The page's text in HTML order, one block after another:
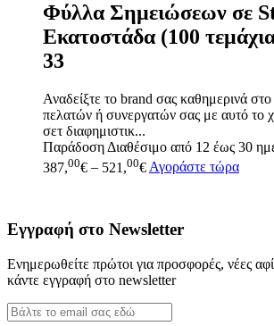
Φύλλα Σημειώσεων σε
Εκατοστάδα (100
33
Αναδείξτε το brand σας καθημερινά
πελατών ή συνεργατών σας με αυτό το
σετ διαφημιστικ...
Παράδοση Διαθέσιμο από 12 έως 30
387,00€ – 521,00€Αγοράστε τώρα
Εγγραφή στο Newsletter
Ενημερωθείτε πρώτοι για προσφορές, νέες
κάντε εγγραφή στο newsletter